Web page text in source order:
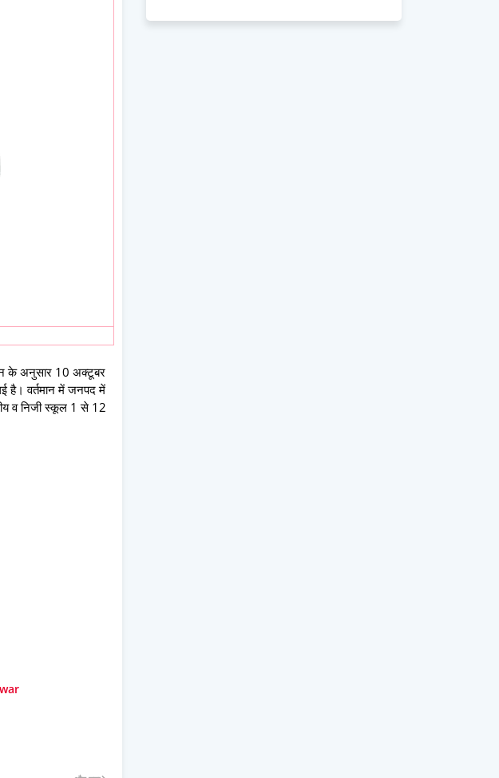
के अनुसार 10 अक्टूबर
है। वर्तमान में जनपद में
व निजी स्कूल 1 से 12